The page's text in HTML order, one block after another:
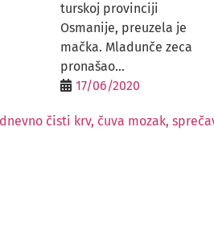
turskoj provinciji
Osmanije, preuzela je
mačka. Mladunče zeca
pronašao...
17/06/2020